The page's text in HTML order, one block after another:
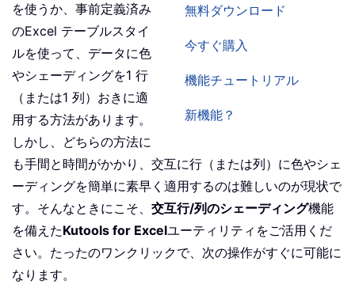
無料ダウンロード
今すぐ購入
機能チュートリアル
新機能？
を使うか、事前定義済み
のExcel テーブルスタイ
ルを使って、データに色
やシェーディングを1 行
（または1 列）おきに適
用する方法があります。
しかし、どちらの方法に
も手間と時間がかかり、交互に行（または列）に色やシェ
ーディングを簡単に素早く適用するのは難しいのが現状で
す。そんなときにこそ、 交互行/列のシェーディング機能
を備えたKutools for Excelユーティリティをご活用くだ
さい。たったのワンクリックで、次の操作がすぐに可能に
なります。